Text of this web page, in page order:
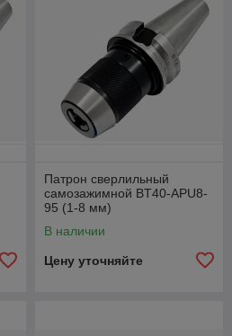
Патрон сверлильный
самозажимной BT40-APU8-
95 (1-8 мм)
В наличии
Цену уточняйте